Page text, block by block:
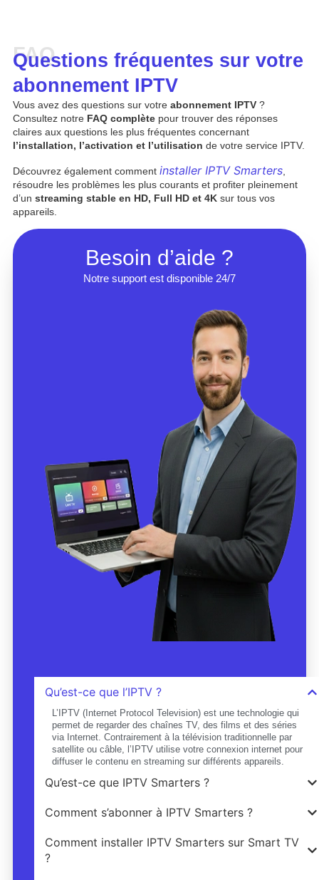
FAQ
Questions fréquentes sur votre
abonnement IPTV
Vous avez des questions sur votre abonnement IPTV?
Consultez notre FAQ complètepour trouver des réponses
claires aux questions les plus fréquentes concernant
l’installation, l’activation et l’utilisation de votre service IPTV.
Découvrez également comment installer IPTV Smarters,
résoudre les problèmes les plus courants et profiter pleinement
d’un streaming stable en HD, Full HD et 4Ksur tous vos
appareils.
Qu’est-ce que l’IPTV ?
L’IPTV (Internet Protocol Television) est une technologie qui
permet de regarder des chaînes TV, des films et des séries
via Internet. Contrairement à la télévision traditionnelle par
satellite ou câble, l’IPTV utilise votre connexion internet pour
diffuser le contenu en streaming sur différents appareils.
Qu’est-ce que IPTV Smarters ?
Comment s’abonner à IPTV Smarters ?
Comment installer IPTV Smarters sur Smart TV
?
Besoin d’aide ?
Notre support est disponible 24/7